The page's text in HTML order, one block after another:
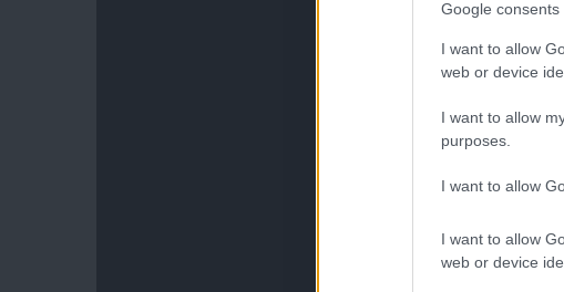
Google consents
I want to allow
web or device
I want to allow
purposes.
I want to allow
I want to allow
web or device